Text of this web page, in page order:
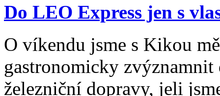
Do LEO Express jen s
O víkendu jsme s Kikou
gastronomicky
železniční dopravy, jeli